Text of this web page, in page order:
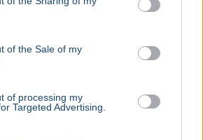
of the Sale of my
of processing my
Targeted Advertising.